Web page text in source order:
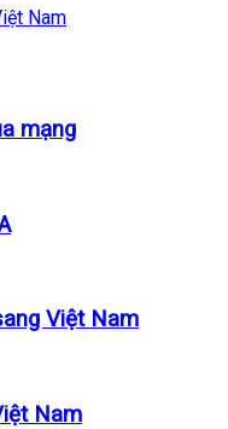
mạng
Việt Nam
Nam